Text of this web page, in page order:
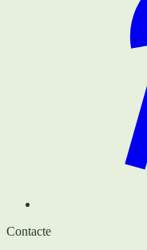
Contacte